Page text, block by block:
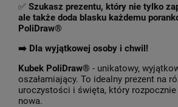
✅ Szukasz prezentu, który nie tylko
ale także doda blasku każdemu
PoliDraw®
➡️ Dla wyjątkowej osoby i chwil!
Kubek PoliDraw® - unikatowy,
oszałamiający. To idealny prezent na
uroczystości i święta, który rozpocznie
nowa.